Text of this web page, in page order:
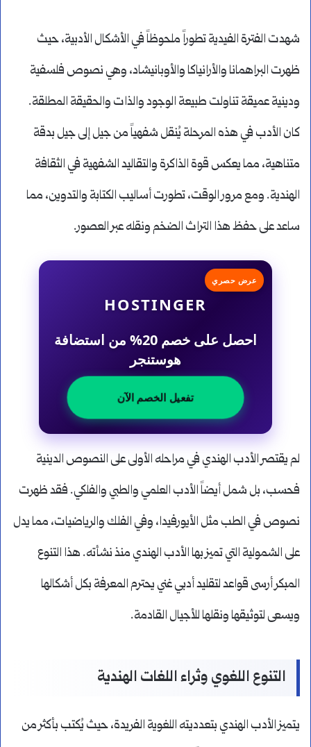
شهدت الفترة الفيدية تطوراً ملحوظاً في الأشكال الأدبية، حيث
ظهرت البراهمانا والأرانياكا والأوبانيشاد، وهي نصوص فلسفية
ودينية عميقة تناولت طبيعة الوجود والذات والحقيقة المطلقة.
كان الأدب في هذه المرحلة يُنقل شفهياً من جيل إلى جيل بدقة
متناهية، مما يعكس قوة الذاكرة والتقاليد الشفهية في الثقافة
الهندية. ومع مرور الوقت، تطورت أساليب الكتابة والتدوين، مما
ساعد على حفظ هذا التراث الضخم ونقله عبر العصور.
عرض حصري
HOSTINGER
احصل على خصم 20% من استضافة
هوستنجر
تفعيل الخصم الآن
لم يقتصر الأدب الهندي في مراحله الأولى على النصوص الدينية
فحسب، بل شمل أيضاً الأدب العلمي والطبي والفلكي. فقد ظهرت
نصوص في الطب مثل الأيورفيدا، وفي الفلك والرياضيات، مما يدل
على الشمولية التي تميز بها الأدب الهندي منذ نشأته. هذا التنوع
المبكر أرسى قواعد لتقليد أدبي غني يحترم المعرفة بكل أشكالها
ويسعى لتوثيقها ونقلها للأجيال القادمة.
التنوع اللغوي وثراء اللغات الهندية
يتميز الأدب الهندي بتعدديته اللغوية الفريدة، حيث يُكتب بأكثر من